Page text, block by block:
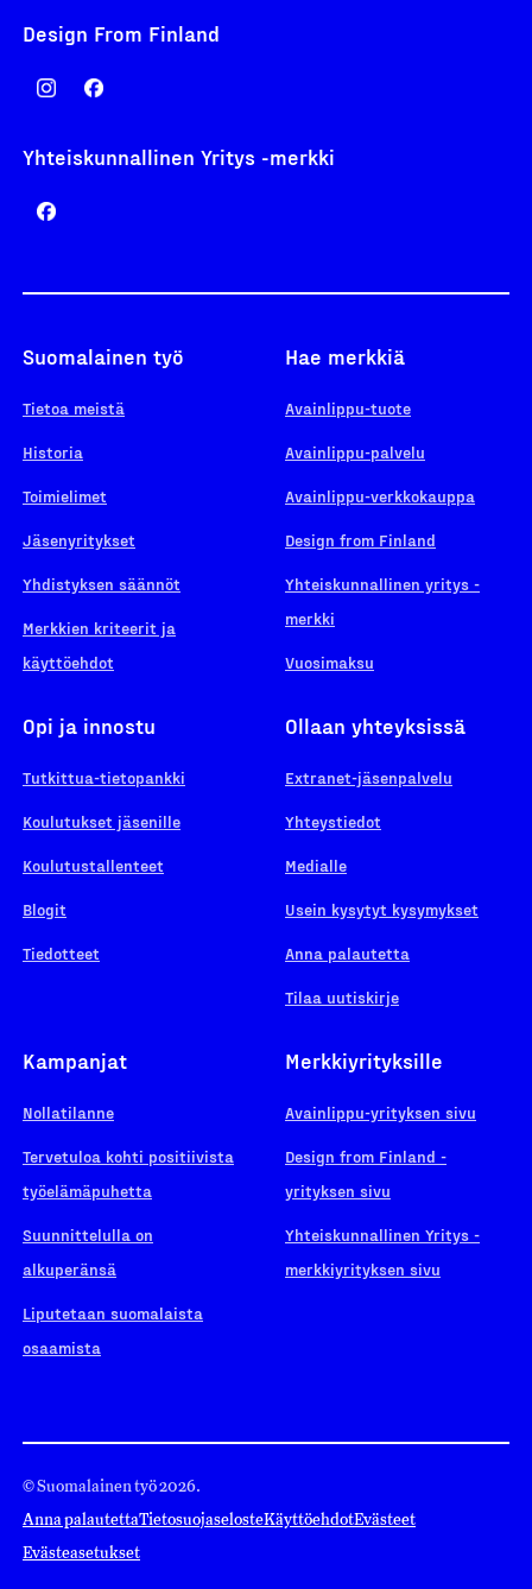
Design From Finland
Yhteiskunnallinen Yritys -merkki
Suomalainen työ
Tietoa meistä
Historia
Toimielimet
Jäsenyritykset
Yhdistyksen säännöt
Merkkien kriteerit ja
käyttöehdot
Hae merkkiä
Avainlippu-tuote
Avainlippu-palvelu
Avainlippu-verkkokauppa
Design from Finland
Yhteiskunnallinen yritys -
merkki
Vuosimaksu
Opi ja innostu
Tutkittua-tietopankki
Koulutukset jäsenille
Koulutustallenteet
Blogit
Tiedotteet
Ollaan yhteyksissä
Extranet-jäsenpalvelu
Yhteystiedot
Medialle
Usein kysytyt kysymykset
Anna palautetta
Tilaa uutiskirje
Kampanjat
Nollatilanne
Tervetuloa kohti positiivista
työelämäpuhetta
Suunnittelulla on
alkuperänsä
Liputetaan suomalaista
osaamista
Merkkiyrityksille
Avainlippu-yrityksen sivu
Design from Finland -
yrityksen sivu
Yhteiskunnallinen Yritys -
merkkiyrityksen sivu
© Suomalainen työ 2026.
Anna palautettaTietosuojaselosteKäyttöehdotEvästeet
Evästeasetukset